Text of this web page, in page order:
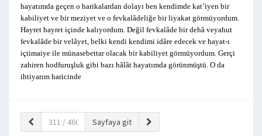
hayatımda geçen o harikalardan dolayı ben kendimde kat’iyen bir
kabiliyet ve bir meziyet ve o fevkalâdeliğe bir liyakat görmüyordum.
Hayret hayret içinde kalıyordum. Değil fevkalâde bir dehâ veyahut
fevkalâde bir velâyet, belki kendi kendimi idâre edecek ve hayat-ı
içtimaiye ile münasebettar olacak bir kabiliyet görmüyordum. Gerçi
zahiren hodfuruşluk gibi bazı hâlât hayatımda görünmüştü. O da
ihtiyarım haricinde